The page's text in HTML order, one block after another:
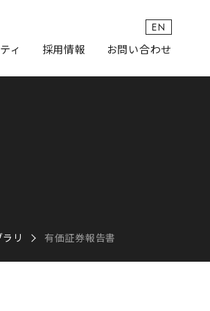
EN
ィ 採用情報 お問い合わせ
リ 有価証券報告書